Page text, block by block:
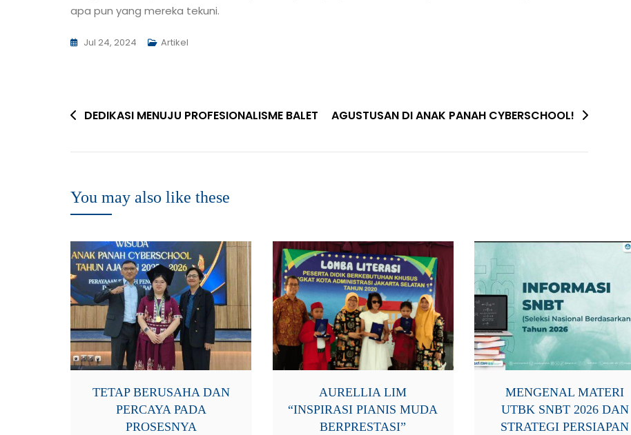
apa pun yang mereka tekuni.
Jul 24, 2024 Artikel
DEDIKASI MENUJU PROFESIONALISME BALET AGUSTUSAN DI ANAK PANAH CYBERSCHOOL!
You may also like these
TETAP BERUSAHA DAN
PERCAYA PADA
PROSESNYA
AURELLIA LIM
“INSPIRASI PIANIS MUDA
BERPRESTASI”
MENGENAL MATERI
UTBK SNBT 2026 DAN
STRATEGI PERSIAPAN